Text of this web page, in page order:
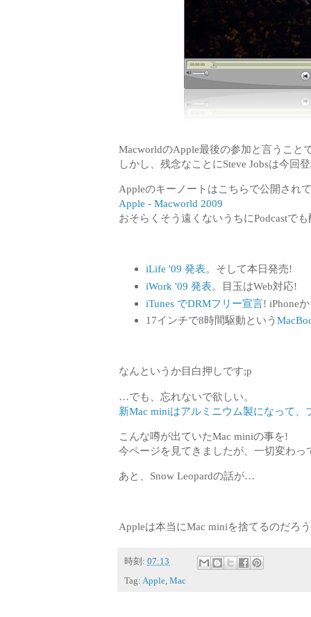
MacworldのApple最後の参加と言うこと
しかし、残念なことにSteve Jobsは今回
Appleのキーノートはこちらで公開され
Apple - Macworld 2009
おそらくそう遠くないうちにPodcastで
iLife '09 発表。そして本日発売!
iWork '09 発表。目玉はWeb対応!
iTunes でDRMフリー宣言! iPhone
17インチで8時間駆動という
なんというか目白押しです;p
…でも、忘れないで欲しい。
新Mac miniはアルミニウム製になって、
こんな噂が出ていたMac miniの事を!
今ページを見てきましたが、一切変わ
あと、Snow Leopardの話が…
Appleは本当にMac miniを捨てるのだろ
時刻: 07:13
Tag: Apple Mac